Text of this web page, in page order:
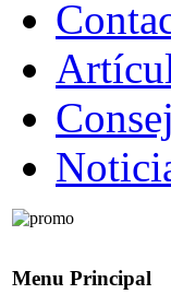
Menu Principal